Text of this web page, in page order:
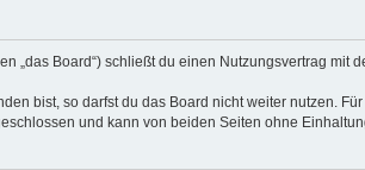
„das Board“) schließt du einen Nutzungsvertrag
bist, so darfst du das Board nicht weiter nutzen.
und kann von beiden Seiten ohne